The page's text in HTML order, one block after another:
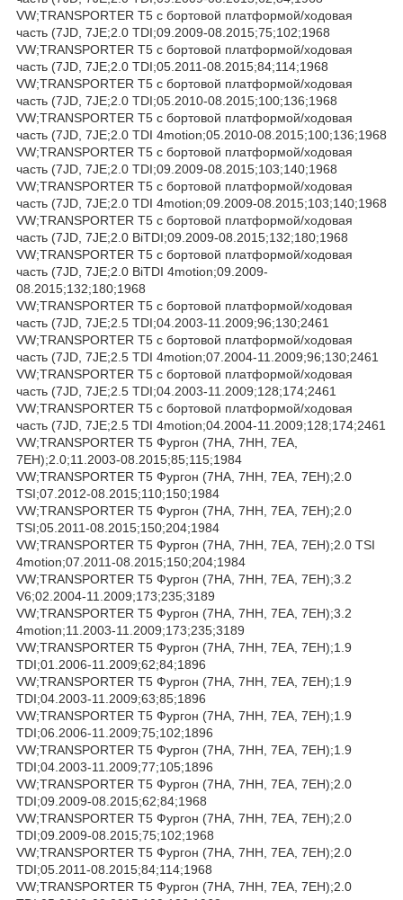
VW;TRANSPORTER T5 c бортовой платформой/ходовая
часть (7JD, 7JE;2.0 TDI;09.2009-08.2015;75;102;1968
VW;TRANSPORTER T5 c бортовой платформой/ходовая
часть (7JD, 7JE;2.0 TDI;05.2011-08.2015;84;114;1968
VW;TRANSPORTER T5 c бортовой платформой/ходовая
часть (7JD, 7JE;2.0 TDI;05.2010-08.2015;100;136;1968
VW;TRANSPORTER T5 c бортовой платформой/ходовая
часть (7JD, 7JE;2.0 TDI 4motion;05.2010-08.2015;100;136;1968
VW;TRANSPORTER T5 c бортовой платформой/ходовая
часть (7JD, 7JE;2.0 TDI;09.2009-08.2015;103;140;1968
VW;TRANSPORTER T5 c бортовой платформой/ходовая
часть (7JD, 7JE;2.0 TDI 4motion;09.2009-08.2015;103;140;1968
VW;TRANSPORTER T5 c бортовой платформой/ходовая
часть (7JD, 7JE;2.0 BiTDI;09.2009-08.2015;132;180;1968
VW;TRANSPORTER T5 c бортовой платформой/ходовая
часть (7JD, 7JE;2.0 BiTDI 4motion;09.2009-
08.2015;132;180;1968
VW;TRANSPORTER T5 c бортовой платформой/ходовая
часть (7JD, 7JE;2.5 TDI;04.2003-11.2009;96;130;2461
VW;TRANSPORTER T5 c бортовой платформой/ходовая
часть (7JD, 7JE;2.5 TDI 4motion;07.2004-11.2009;96;130;2461
VW;TRANSPORTER T5 c бортовой платформой/ходовая
часть (7JD, 7JE;2.5 TDI;04.2003-11.2009;128;174;2461
VW;TRANSPORTER T5 c бортовой платформой/ходовая
часть (7JD, 7JE;2.5 TDI 4motion;04.2004-11.2009;128;174;2461
VW;TRANSPORTER T5 Фургон (7HA, 7HH, 7EA,
7EH);2.0;11.2003-08.2015;85;115;1984
VW;TRANSPORTER T5 Фургон (7HA, 7HH, 7EA, 7EH);2.0
TSI;07.2012-08.2015;110;150;1984
VW;TRANSPORTER T5 Фургон (7HA, 7HH, 7EA, 7EH);2.0
TSI;05.2011-08.2015;150;204;1984
VW;TRANSPORTER T5 Фургон (7HA, 7HH, 7EA, 7EH);2.0 TSI
4motion;07.2011-08.2015;150;204;1984
VW;TRANSPORTER T5 Фургон (7HA, 7HH, 7EA, 7EH);3.2
V6;02.2004-11.2009;173;235;3189
VW;TRANSPORTER T5 Фургон (7HA, 7HH, 7EA, 7EH);3.2
4motion;11.2003-11.2009;173;235;3189
VW;TRANSPORTER T5 Фургон (7HA, 7HH, 7EA, 7EH);1.9
TDI;01.2006-11.2009;62;84;1896
VW;TRANSPORTER T5 Фургон (7HA, 7HH, 7EA, 7EH);1.9
TDI;04.2003-11.2009;63;85;1896
VW;TRANSPORTER T5 Фургон (7HA, 7HH, 7EA, 7EH);1.9
TDI;06.2006-11.2009;75;102;1896
VW;TRANSPORTER T5 Фургон (7HA, 7HH, 7EA, 7EH);1.9
TDI;04.2003-11.2009;77;105;1896
VW;TRANSPORTER T5 Фургон (7HA, 7HH, 7EA, 7EH);2.0
TDI;09.2009-08.2015;62;84;1968
VW;TRANSPORTER T5 Фургон (7HA, 7HH, 7EA, 7EH);2.0
TDI;09.2009-08.2015;75;102;1968
VW;TRANSPORTER T5 Фургон (7HA, 7HH, 7EA, 7EH);2.0
TDI;05.2011-08.2015;84;114;1968
VW;TRANSPORTER T5 Фургон (7HA, 7HH, 7EA, 7EH);2.0